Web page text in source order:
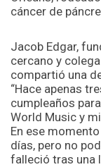
cáncer de
Jacob Edgar,
cercano y
compartió una
“Hace apenas
cumpleaños
World Music y
En ese
días, pero no
falleció tras una